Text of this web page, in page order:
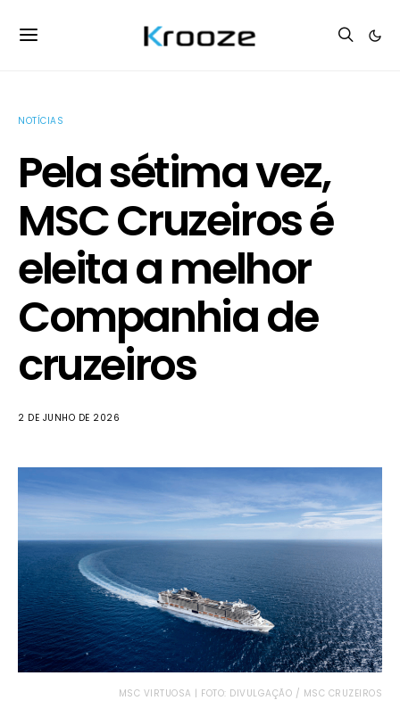
NOTÍCIAS
Pela sétima vez,
MSC Cruzeiros é
eleita a melhor
Companhia de
cruzeiros
2 DE JUNHO DE 2026
MSC VIRTUOSA | FOTO: DIVULGAÇÃO / MSC CRUZEIROS